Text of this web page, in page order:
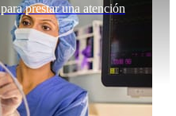
prestar una atención